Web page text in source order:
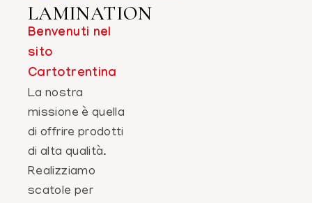
LAMINATION
Benvenuti nel
sito
Cartotrentina
La nostra
missione è quella
di offrire prodotti
di alta qualità.
Realizziamo
scatole per